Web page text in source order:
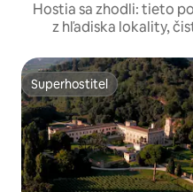
Hostia sa zhodli: tieto
z hľadiska lokality,
Superhostiteľ
Superhostiteľ